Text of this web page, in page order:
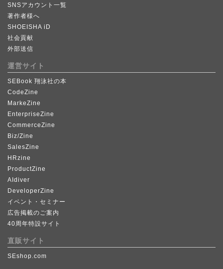
SNSアカウント一覧
著作者様へ
SHOEISHA iD
社会貢献
外部送信
運営サイト
SEBook 翔泳社の本
CodeZine
MarkeZine
EnterpriseZine
CommerceZine
Biz/Zine
SalesZine
HRzine
ProductZine
AIdiver
DeveloperZine
イベント・セミナー
広告掲載のご案内
40周年特設サイト
直販サイト
SEshop.com